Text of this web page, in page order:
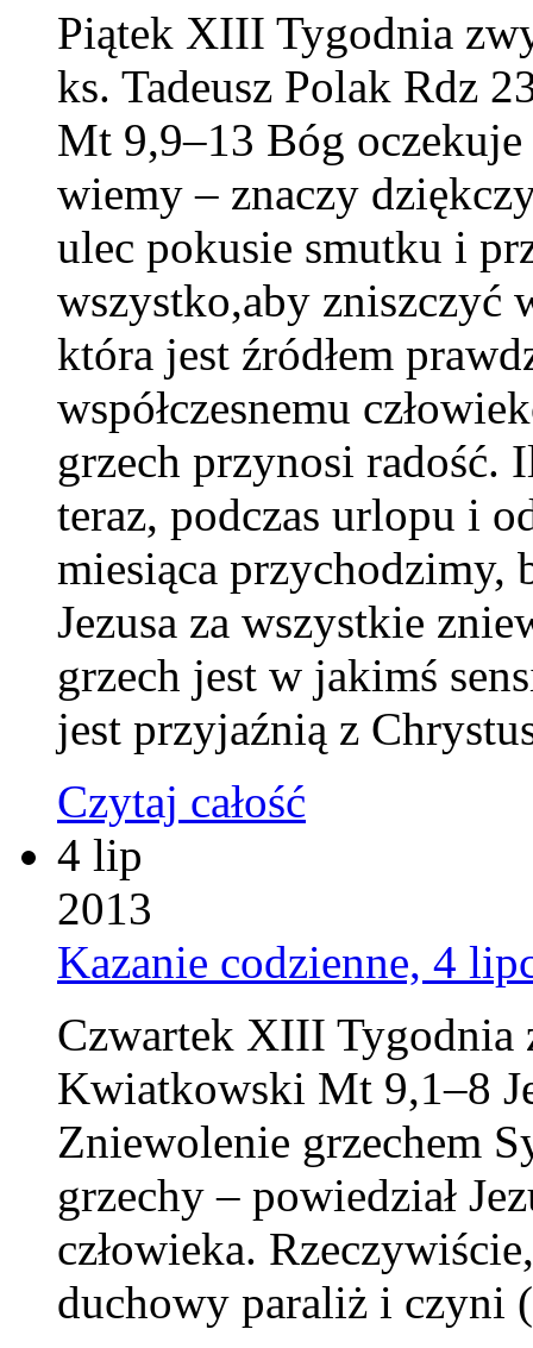
Piątek XIII Tygodnia
ks. Tadeusz Polak Rdz
Mt 9,9–13 Bóg
wiemy – znaczy
ulec pokusie smutku i
wszystko,aby zniszczyć
która jest źródłem
współczesnemu
grzech przynosi radość.
teraz, podczas urlopu i
miesiąca przychodzimy,
Jezusa za wszystkie
grzech jest w jakimś
jest przyjaźnią z
Czytaj całość
4 lip
2013
Kazanie codzienne, 4
Czwartek XIII Tygodnia
Kwiatkowski Mt 9,1–8
Zniewolenie grzechem
grzechy – powiedział
człowieka.
duchowy paraliż i